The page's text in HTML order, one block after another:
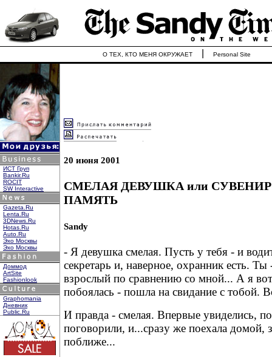
О ТЕХ, КТО МЕНЯ ОКРУЖАЕТ Personal Site
ИСТ Груп
Bankir.Ru
ROCIT
SW Interactive
Gazeta.Ru
Lenta.Ru
3DNews.Ru
Hotas.Ru
Auto.Ru
Эхо Москвы
Эхо Москвы
Доммод
ArtSite
Fashionlook
Graphomania
Дневник
Public.Ru
20 июня 2001
СМЕЛАЯ ДЕВУШКА или
ПАМЯТЬ
Sandy
- Я девушка смелая. Пусть у тебя - и
секретарь и, наверное, охранник есть. Ты
взрослый по сравнению со мной... А я
побоялась - пошла на свидание с тобой.
И правда - смелая. Впервые увиделись,
поговорили, и...сразу же поехала домой,
поближе...